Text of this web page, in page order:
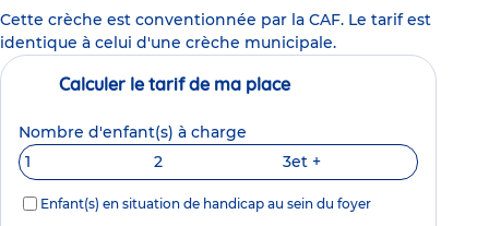
Cette crèche est conventionnée par la CAF. Le tarif est
identique à celui d'une crèche municipale.
Calculer le tarif de ma place
Nombre d'enfant(s) à charge
1
2 3et +
Enfant(s) en situation de handicap au sein du foyer